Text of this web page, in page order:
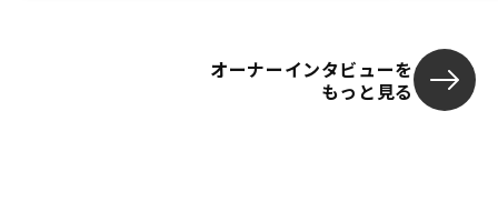
オーナーインタビューを
もっと見る